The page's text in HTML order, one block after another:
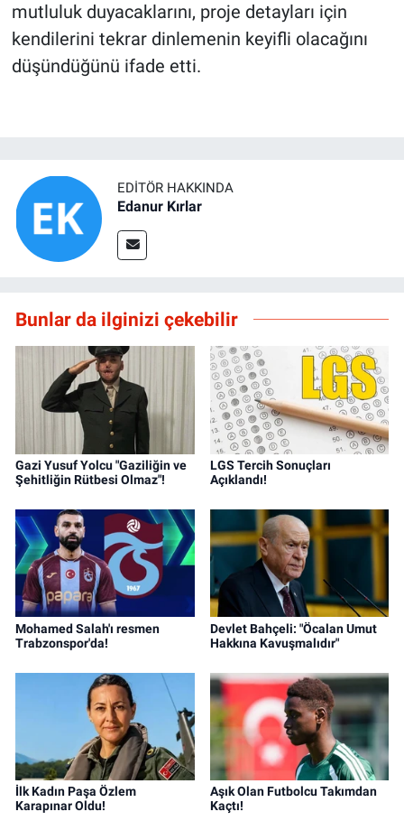
mutluluk duyacaklarını, proje detayları için
kendilerini tekrar dinlemenin keyifli olacağını
düşündüğünü ifade etti.
EDITÖR HAKKINDA
Edanur Kırlar
Bunlar da ilginizi çekebilir
Gazi Yusuf Yolcu "Gaziliğin ve
Şehitliğin Rütbesi Olmaz"!
LGS Tercih Sonuçları
Açıklandı!
Mohamed Salah'ı resmen
Trabzonspor'da!
Devlet Bahçeli: "Öcalan Umut
Hakkına Kavuşmalıdır"
İlk Kadın Paşa Özlem
Karapınar Oldu!
Aşık Olan Futbolcu Takımdan
Kaçtı!